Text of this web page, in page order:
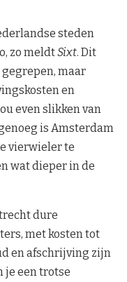
steden
zo meldtSixt. Dit
maar
en
even slikken van
is Amsterdam
vierwieler te
wat dieper in de
dure
met kosten tot
en afschrijving zijn
je een trotse